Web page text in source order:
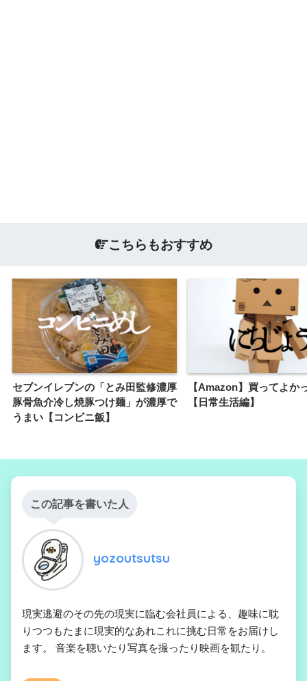
こちらもおすすめ
セブンイレブンの「とみ田監修濃厚
豚骨魚介冷し焼豚つけ麺」が濃厚で
うまい【コンビニ飯】
【Amazon】買ってよか
【日常生活編】
この記事を書いた人
yozoutsutsu
現実逃避のその先の現実に臨む会社員による、趣味に耽
りつつもたまに現実的なあれこれに挑む日常をお届けし
ます。 音楽を聴いたり写真を撮ったり映画を観たり。